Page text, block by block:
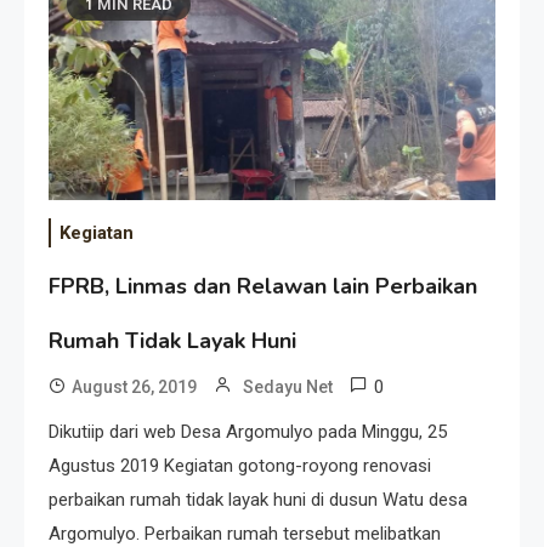
1 MIN READ
Kegiatan
FPRB, Linmas dan Relawan lain Perbaikan
Rumah Tidak Layak Huni
August 26, 2019 Sedayu Net 0
Dikutiip dari web Desa Argomulyo pada Minggu, 25
Agustus 2019 Kegiatan gotong-royong renovasi
perbaikan rumah tidak layak huni di dusun Watu desa
Argomulyo. Perbaikan rumah tersebut melibatkan